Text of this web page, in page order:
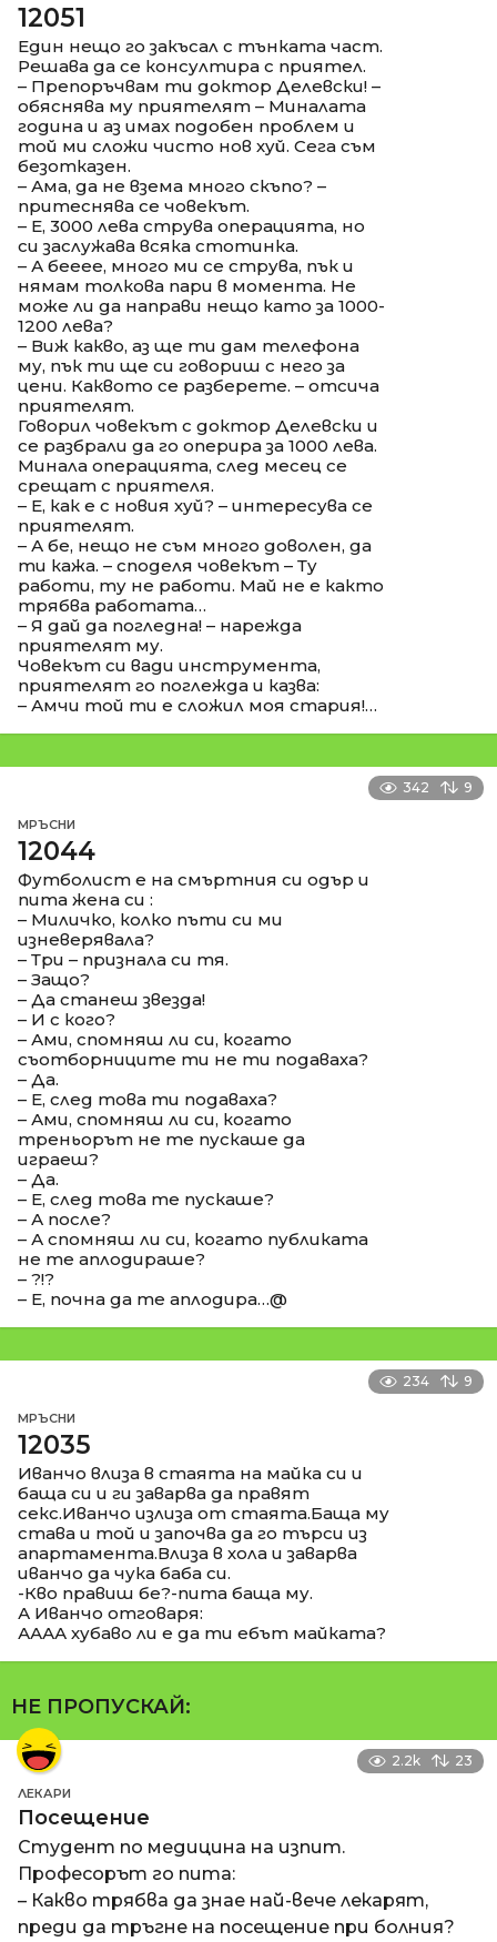
12051
Един нещо го закъсал с тънката част.
Решава да се консултира с приятел.
– Препоръчвам ти доктор Делевски! –
обяснява му приятелят – Миналата
година и аз имах подобен проблем и
той ми сложи чисто нов хуй. Сега съм
безотказен.
– Ама, да не взема много скъпо? –
притеснява се човекът.
– Е, 3000 лева струва операцията, но
си заслужава всяка стотинка.
– А бееее, много ми се струва, пък и
нямам толкова пари в момента. Не
може ли да направи нещо като за 1000-
1200 лева?
– Виж какво, аз ще ти дам телефона
му, пък ти ще си говориш с него за
цени. Каквото се разберете. – отсича
приятелят.
Говорил човекът с доктор Делевски и
се разбрали да го оперира за 1000 лева.
Минала операцията, след месец се
срещат с приятеля.
– Е, как е с новия хуй? – интересува се
приятелят.
– А бе, нещо не съм много доволен, да
ти кажа. – споделя човекът – Ту
работи, ту не работи. Май не е както
трябва работата…
– Я дай да погледна! – нарежда
приятелят му.
Човекът си вади инструмента,
приятелят го поглежда и казва:
– Амчи той ти е сложил моя стария!…
342 9
МРЪСНИ
12044
Футболист е на смъртния си одър и
пита жена си :
– Миличко, колко пъти си ми
изневерявала?
– Три – признала си тя.
– Защо?
– Да станеш звезда!
– И с кого?
– Ами, спомняш ли си, когато
съотборниците ти не ти подаваха?
– Да.
– Е, след това ти подаваха?
– Ами, спомняш ли си, когато
треньорът не те пускаше да
играеш?
– Да.
– Е, след това те пускаше?
– А после?
– А спомняш ли си, когато публиката
не те аплодираше?
– ?!?
– Е, почна да те аплодира…@
234 9
МРЪСНИ
12035
Иванчо влиза в стаята на майка си и
баща си и ги заварва да правят
секс.Иванчо излиза от стаята.Баща му
става и той и започва да го търси из
апартамента.Влиза в хола и заварва
иванчо да чука баба си.
-Кво правиш бе?-пита баща му.
А Иванчо отговаря:
АААА хубаво ли е да ти ебът майката?
НЕ ПРОПУСКАЙ:
2.2k 23
ЛЕКАРИ
Посещение
Студент по медицина на изпит.
Професорът го пита:
– Какво трябва да знае най-вече лекарят,
преди да тръгне на посещение при болния?